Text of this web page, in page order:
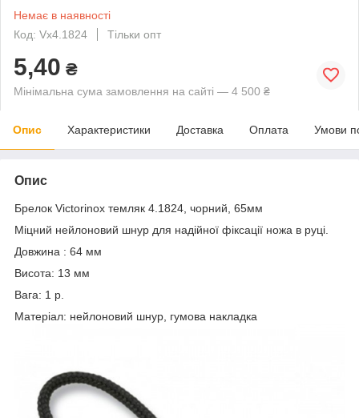
Немає в наявності
Код: Vx4.1824
Тільки опт
5,40 ₴
Мінімальна сума замовлення на сайті — 4 500 ₴
Опис Характеристики Доставка Оплата Умови
Опис
Брелок Victorinox темляк 4.1824, чорний, 65мм
Міцний нейлоновий шнур для надійної фіксації ножа в руці.
Довжина : 64 мм
Висота: 13 мм
Вага: 1 р.
Матеріал: нейлоновий шнур, гумова накладка